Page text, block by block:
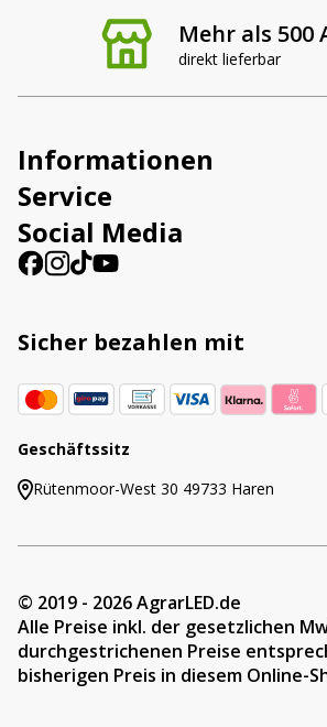
Mehr als 500
direkt lieferbar
Informationen
Service
Social Media
Sicher bezahlen mit
Geschäftssitz
Rütenmoor-West 30 49733 Haren
© 2019 - 2026 AgrarLED.de
Alle Preise inkl. der gesetzlichen
durchgestrichenen Preise
bisherigen Preis in diesem Online-